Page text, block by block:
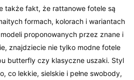
także fakt, że rattanowe fotele są
formach, kolorach i wariantach
proponowanych przez znane i
znajdziecie nie tylko modne fotele
butterfly czy klasyczne uszaki. Styl
co lekkie, sielskie i pełne swobody,